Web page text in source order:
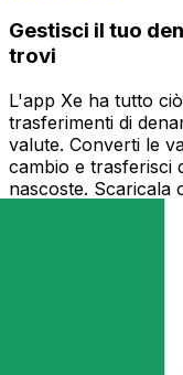
Gestisci il tuo
trovi
L'app Xe ha tutto
trasferimenti di
valute. Converti le
cambio e trasferisci
nascoste. Scaricala